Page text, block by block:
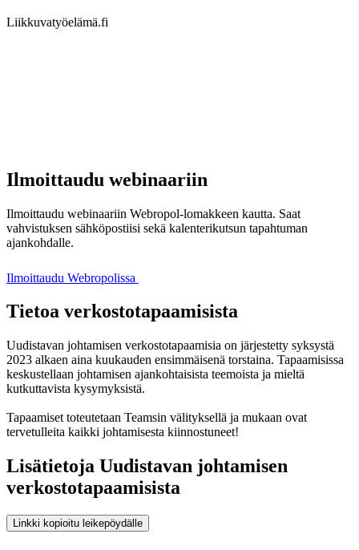
Liikkuvatyöelämä.fi
Ilmoittaudu webinaariin
Ilmoittaudu webinaariin Webropol-lomakkeen kautta. Saat
vahvistuksen sähköpostiisi sekä kalenterikutsun tapahtuman
ajankohdalle.
Ilmoittaudu Webropolissa
Tietoa verkostotapaamisista
Uudistavan johtamisen verkostotapaamisia on järjestetty syksystä
2023 alkaen aina kuukauden ensimmäisenä torstaina. Tapaamisissa
keskustellaan johtamisen ajankohtaisista teemoista ja mieltä
kutkuttavista kysymyksistä.
Tapaamiset toteutetaan Teamsin välityksellä ja mukaan ovat
tervetulleita kaikki johtamisesta kiinnostuneet!
Lisätietoja Uudistavan johtamisen
verkostotapaamisista
Linkki kopioitu leikepöydälle